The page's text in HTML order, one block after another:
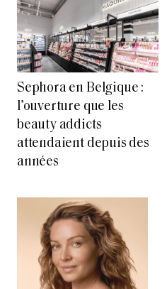
Sephora en Belgique :
l’ouverture que les
beauty addicts
attendaient depuis des
années